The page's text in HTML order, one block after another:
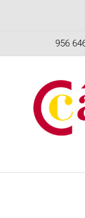
956